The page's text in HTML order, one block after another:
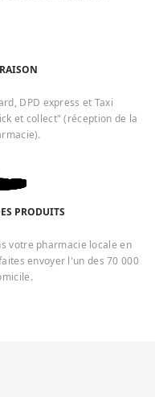
DPD express et Taxi
et collect" (réception de la
PRODUITS
votre pharmacie locale en
envoyer l'un des 70 000